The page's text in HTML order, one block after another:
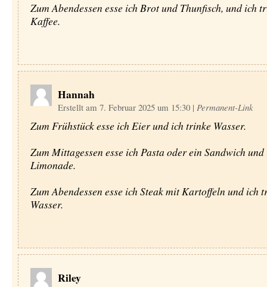
Zum Abendessen esse ich Brot und Thunfisch, und ich
Kaffee.
Hannah
Erstellt am 7. Februar 2025 um 15:30 | Permanent-Link
Zum Frühstück esse ich Eier und ich trinke Wasser.
Zum Mittagessen esse ich Pasta oder ein Sandwich
Limonade.
Zum Abendessen esse ich Steak mit Kartoffeln und ich
Wasser.
Riley